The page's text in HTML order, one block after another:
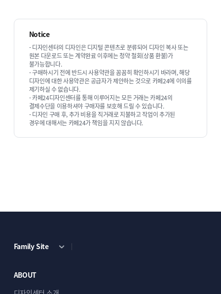
Notice
- 디자인센터의 디자인은 디지털 콘텐츠로 분류되어 디자인 복사 또는
원본 다운로드 또는 계약완료 이후에는 청약 철회(상품 환불)가
불가능합니다.
- 구매하시기 전에 반드시 사용약관을 꼼꼼히 확인하시기 바라며, 해당
디자인에 대한 사용약관은 공급자가 제안하는 것으로 카페24에 이의를
제기하실 수 없습니다.
- 카페24디자인센터를 통해 이루어지는 모든 거래는 카페24의
결제수단을 이용하셔야 구매자를 보호해 드릴 수 있습니다.
- 디자인 구매 후, 추가 비용을 직거래로 지불하고 작업이 추가된
경우에 대해서는 카페24가 책임을 지지 않습니다.
Family Site
ABOUT